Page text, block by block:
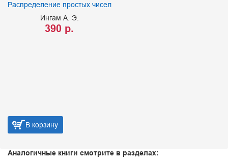
Распределение простых чисел
Ингам А. Э.
390 р.
В корзину
Аналогичные книги смотрите в разделах: